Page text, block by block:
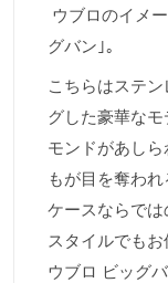
ウブロのイメ
グバン｣｡
こちらはステ
グした豪華な
モンドがあし
もが目を奪わ
ケースならで
スタイルでも
ウブロ ビッグ